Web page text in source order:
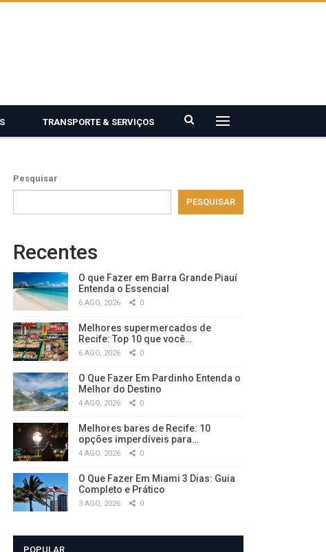
TRANSPORTE & SERVIÇOS
Pesquisar
PESQUISAR
Recentes
O que Fazer em Barra Grande Piauí
Entenda o Essencial
6 AGO, 2026 0
Melhores supermercados de
Recife: Top 10 que você…
6 AGO, 2026 0
O Que Fazer Em Pardinho Entenda o
Melhor do Destino
4 AGO, 2026 0
Melhores bares de Recife: 10
opções imperdíveis para…
4 AGO, 2026 0
O Que Fazer Em Miami 3 Dias: Guia
Completo e Prático
3 AGO, 2026 0
POPULAR